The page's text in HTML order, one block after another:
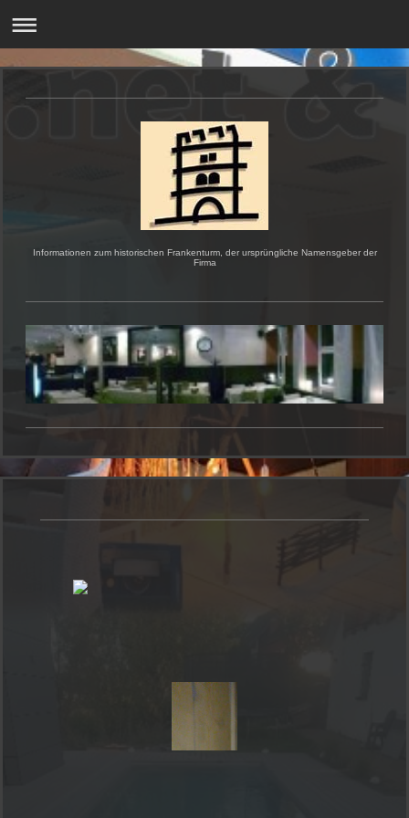
Informationen zum historischen Frankenturm, der ursprüngliche Namensgeber der
Firma